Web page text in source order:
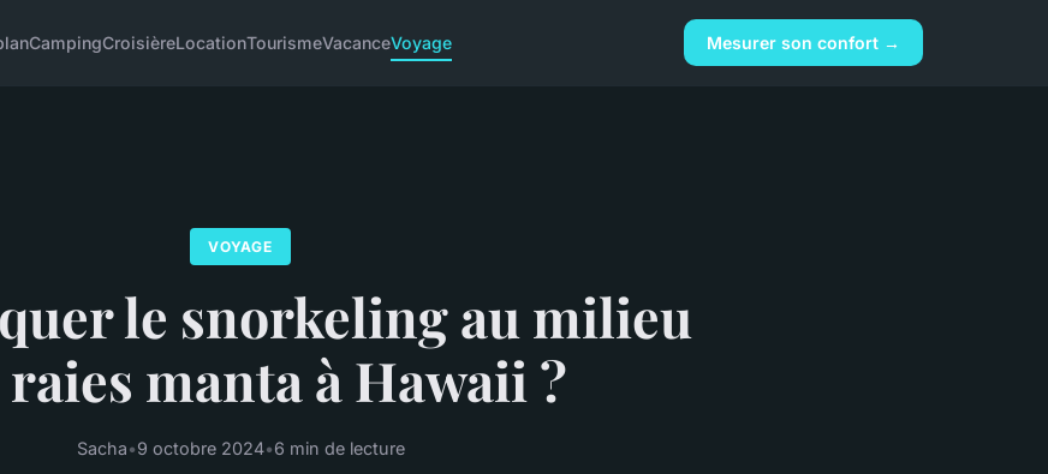
CampingCroisièreLocationTourismeVacanceVoyage Mesurer son confort →
VOYAGE
le snorkeling au milieu
raies manta à Hawaii ?
Sacha•9 octobre 2024•6 min de lecture